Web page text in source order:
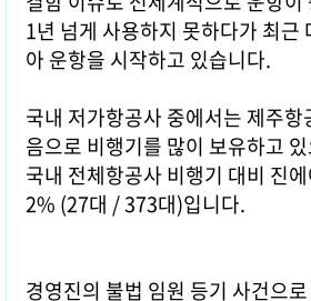
1년 넘게 사용하지 못하다가 최근
아 운항을 시작하고 있습니다.
국내 저가항공사 중에서는 제주
음으로 비행기를 많이 보유하고
국내 전체항공사 비행기 대비 진
2% (27대 / 373대)입니다.
경영진의 불법 임원 등기 사건으